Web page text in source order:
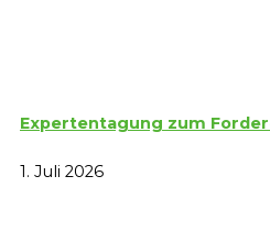
Expertentagung zum
1. Juli 2026